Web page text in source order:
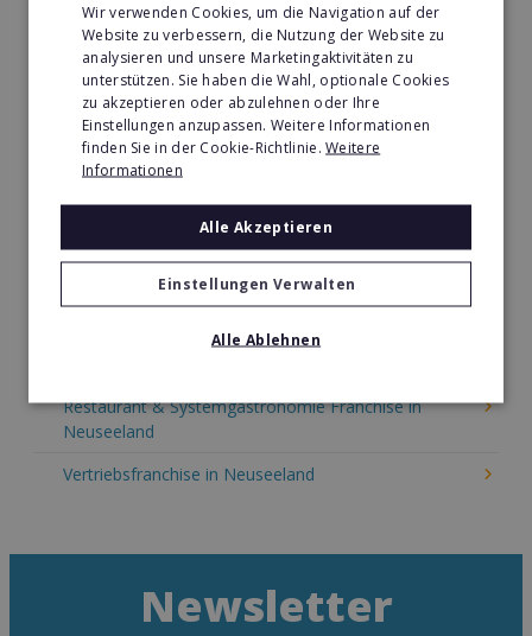
Tier- & Zoobedarf Franchise in Neuseeland
Immobilien Franchise in Neuseeland
Kinder & Erziehung Franchise in Neuseeland
Kosmetik Franchise in Neuseeland
Medien & Werbung Franchise in Neuseeland
Möbel & Einrichtung Franchise in Neuseeland
Restaurant & Systemgastronomie Franchise in
Neuseeland
Vertriebsfranchise in Neuseeland
Newsletter
Wir verwenden Cookies, um die Navigation auf der
Website zu verbessern, die Nutzung der Website zu
analysieren und unsere Marketingaktivitäten zu
unterstützen. Sie haben die Wahl, optionale Cookies
zu akzeptieren oder abzulehnen oder Ihre
Einstellungen anzupassen. Weitere Informationen
finden Sie in der Cookie-Richtlinie.Weitere
Informationen
Alle Akzeptieren
Einstellungen Verwalten
Alle Ablehnen